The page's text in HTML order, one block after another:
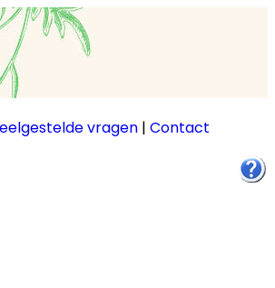
vragen | Contact